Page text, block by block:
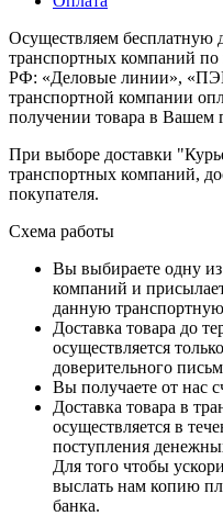
Осуществляем бесплатную
транспортных компаний по
РФ: «Деловые линии»,
транспортной компании
получении товара в Вашем
При выборе доставки
транспортных компаний,
покупателя.
Схема работы
Вы выбираете одну
компаний и
данную
Доставка товара до
осуществляется
доверительного
Вы получаете от нас
Доставка товара в
осуществляется в
поступления
Для того чтобы
выслать нам копию
банка.